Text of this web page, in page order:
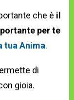
che è il
per te
tua Anima.
di
gioia.